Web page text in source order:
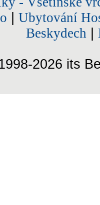
Ubytování
Beskydech
2026 its